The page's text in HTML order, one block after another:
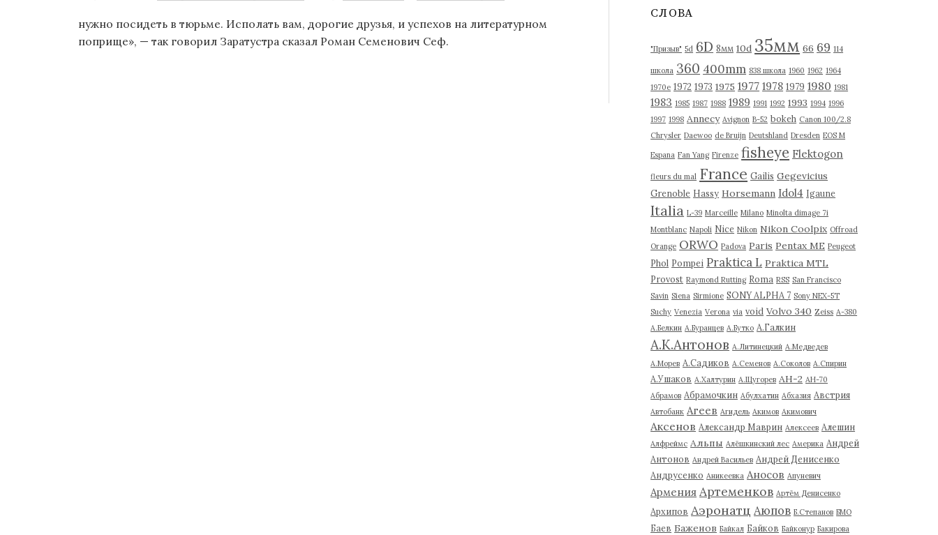
нужно посидеть в тюрьме. Исполать вам, дорогие друзья, и успехов на литературном
поприще», — так говорил Заратустра сказал Роман Семенович Сеф.
в
СЛОВА
"Призыв" 5d 6D 8мм 10d 35мм 66 69 114
школа 360 400mm 838 школа 1960 1962 1964
1970е 1972 1973 1975 1977 1978 1979 1980 1981
1983 1985 1987 1988 1989 1991 1992 1993 1994 1996
1997 1998 Annecy Avignon B-52 bokeh Canon 100/2.8
Chrysler Daewoo de Bruijn Deutshland Dresden EOS M
Espana Fan Yang Firenze fisheye Flektogon
fleurs du mal France Gailis Gegevicius
Grenoble Hassy Horsemann Idol4 Igaune
Italia L-39 Marceille Milano Minolta dimage 7i
Montblanc Napoli Nice Nikon Nikon Coolpix Offroad
Orange ORWO Padova Paris Pentax ME Peugeot
Phol Pompei Praktica L Praktica MTL
Provost Raymond Rutting Roma RSS San Francisco
Savin Siena Sirmione SONY ALPHA 7 Sony NEX-5T
Suchy Venezia Verona via void Volvo 340 Zeiss А-380
А.Белкин А.Буранцев А.Бутко А.Галкин
А.К.Антонов А.Литинецкий А.Медведев
А.Морев А.Садиков А.Семенов А.Соколов А.Спирин
А.Ушаков А.Халтурин А.Щугорев АН-2 АН-70
Абрамов Абрамочкин Абулхатин Абхазия Австрия
Автобанк Агеев Агидель Акимов Акимович
Аксенов Александр Маврин Алексеев Алешин
Алфреймс Альпы Алёшкинский лес Америка Андрей
Антонов Андрей Васильев Андрей Денисенко
Андрусенко Аникеевка Аносов Апуневич
Армения Артеменков Артём Денисенко
Архипов Аэронатц Аюпов Б.Степанов БМО
Баев Баженов Байкал Байков Байконур Бакирова